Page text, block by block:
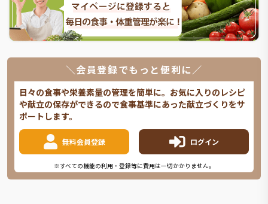
＼会員登録でもっと便利に／
日々の食事や栄養素量の管理を簡単に。お気に入りのレシピ
や献立の保存ができるので食事基準にあった献立づくりをサ
ポートします。
無料会員登録 ログイン
※すべての機能の利用・登録等に費用は一切かかりません。